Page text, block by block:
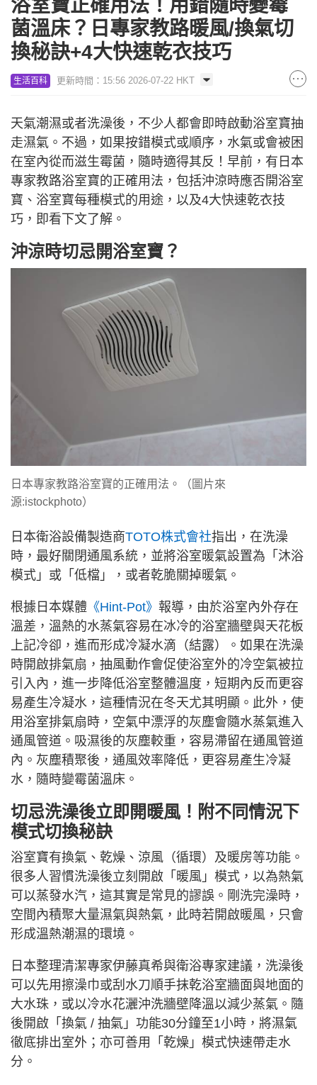
浴室寶正確用法！用錯隨時變霉
菌溫床？日專家教路暖風/換氣切
換秘訣+4大快速乾衣技巧
生活百科 更新時間：15:56 2026-07-22 HKT
天氣潮濕或者洗澡後，不少人都會即時啟動浴室寶抽
走濕氣。不過，如果按錯模式或順序，水氣或會被困
在室內從而滋生霉菌，隨時適得其反！早前，有日本
專家教路浴室寶的正確用法，包括沖涼時應否開浴室
寶、浴室寶每種模式的用途，以及4大快速乾衣技
巧，即看下文了解。
沖涼時切忌開浴室寶？
日本專家教路浴室寶的正確用法。（圖片來
源:istockphoto）
日本衛浴設備製造商TOTO株式會社指出，在洗澡
時，最好關閉通風系統，並將浴室暖氣設置為「沐浴
模式」或「低檔」，或者乾脆關掉暖氣。
根據日本媒體 《Hint-Pot》 報導，由於浴室內外存在
溫差，溫熱的水蒸氣容易在冰冷的浴室牆壁與天花板
上記冷卻，進而形成冷凝水滴（結露）。如果在洗澡
時開啟排氣扇，抽風動作會促使浴室外的冷空氣被拉
引入內，進一步降低浴室整體溫度，短期內反而更容
易產生冷凝水，這種情況在冬天尤其明顯。此外，使
用浴室排氣扇時，空氣中漂浮的灰塵會隨水蒸氣進入
通風管道。吸濕後的灰塵較重，容易滯留在通風管道
內。灰塵積聚後，通風效率降低，更容易產生冷凝
水，隨時變霉菌溫床。
切忌洗澡後立即開暖風！附不同情況下
模式切換秘訣
浴室寶有換氣、乾燥、涼風（循環）及暖房等功能。
很多人習慣洗澡後立刻開啟「暖風」模式，以為熱氣
可以蒸發水汽，這其實是常見的謬誤。剛洗完澡時，
空間內積聚大量濕氣與熱氣，此時若開啟暖風，只會
形成溫熱潮濕的環境。
日本整理清潔專家伊藤真希與衛浴專家建議，洗澡後
可以先用擦澡巾或刮水刀順手抹乾浴室牆面與地面的
大水珠，或以冷水花灑沖洗牆壁降溫以減少蒸氣。隨
後開啟「換氣 / 抽氣」功能30分鐘至1小時，將濕氣
徹底排出室外；亦可善用「乾燥」模式快速帶走水
分。